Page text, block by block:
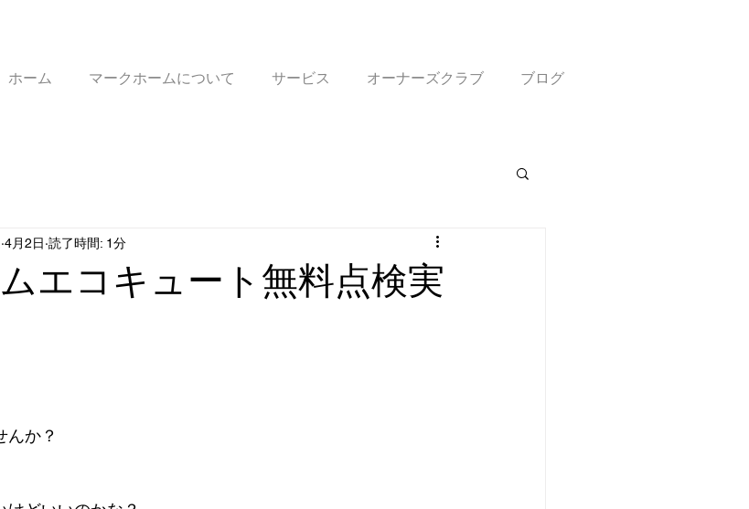
ホーム マークホームについて サービス オーナーズクラブ ブログ
エコキュート無料点検実
4月2日 読了時間: 1分
んか？